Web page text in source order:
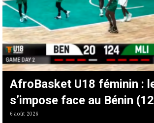
AfroBasket U18 féminin :
s’impose face au Bénin
6 août 2026